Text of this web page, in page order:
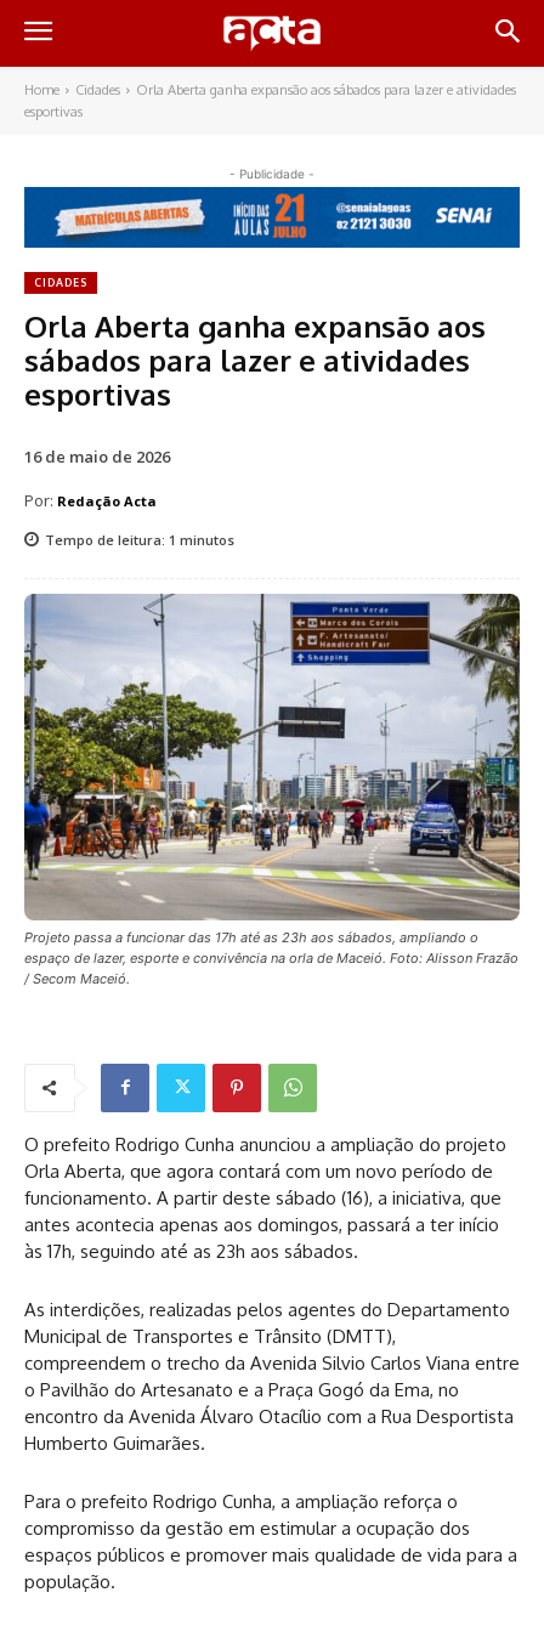
Home Cidades
Orla Aberta ganha expansão aos sábados para lazer e atividades
esportivas
- Publicidade -
CIDADES
Orla Aberta ganha expansão aos
sábados para lazer e atividades
esportivas
16 de maio de 2026
Por: Redação Acta
Tempo de leitura: 1 minutos
Projeto passa a funcionar das 17h até as 23h aos sábados, ampliando o
espaço de lazer, esporte e convivência na orla de Maceió. Foto: Alisson Frazão
/ Secom Maceió.
O prefeito Rodrigo Cunha anunciou a ampliação do projeto
Orla Aberta, que agora contará com um novo período de
funcionamento. A partir deste sábado (16), a iniciativa, que
antes acontecia apenas aos domingos, passará a ter início
às 17h, seguindo até as 23h aos sábados.
As interdições, realizadas pelos agentes do Departamento
Municipal de Transportes e Trânsito (DMTT),
compreendem o trecho da Avenida Silvio Carlos Viana entre
o Pavilhão do Artesanato e a Praça Gogó da Ema, no
encontro da Avenida Álvaro Otacílio com a Rua Desportista
Humberto Guimarães.
Para o prefeito Rodrigo Cunha, a ampliação reforça o
compromisso da gestão em estimular a ocupação dos
espaços públicos e promover mais qualidade de vida para a
população.